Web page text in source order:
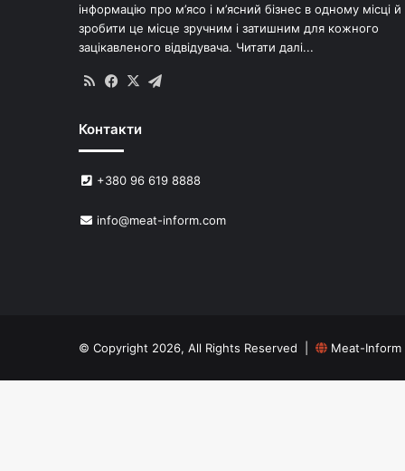
інформацію про м’ясо і м’ясний бізнес в одному місці й
зробити це місце зручним і затишним для кожного
зацікавленого відвідувача. Читати далі...
RSS Facebook
X
Контакти
+380 96 619 8888
info@meat-inform.com
© Copyright 2026, All Rights Reserved | Meat-Inform